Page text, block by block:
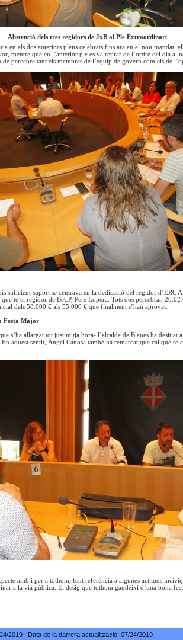
Abstenció dels tres regidors de JxB al Ple Extraordinari
en els dos anteriors plens celebrats fins ara en el nou
mentre que en l’anterior ple es va retirar de l’ordre del dia al
percebre tant els membres de l’equip de govern com els de
suficient suport se centrava en la dedicació del regidor d’ERC
té el regidor de BeCP, Pere Lopera. Tots dos percebran
dels 58.000 € als 55.000 € que finalment s’han aprovat.
Festa Major
s’ha allargat tot just mitja hora- l’alcalde de Blanes ha desitjat
aquest sentit, Àngel Canosa també ha remarcat que cal que
amb i per a tothom, fent referència a algunes actituds
a la via pública. El desig que tothom gaudeixi d’una bona
2019 | Data de la darrera actualització: 07/24/2019